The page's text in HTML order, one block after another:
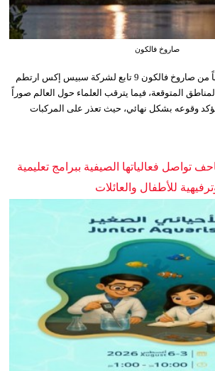
صاروخ فالكون
يُعتقد أن جزءاً ضخماً تائهاً من صاروخ فالكون 9 تابع لشركة سبيس إكس ارتطم
المتوقعة، فيما يترقب العلماء حول العالم صوراً
وقوعه بشكل نهائي، حيث تعذر على المركبات
تواصل فعالياتها الصيفية ببرامج تعليمية
للأطفال والعائلات